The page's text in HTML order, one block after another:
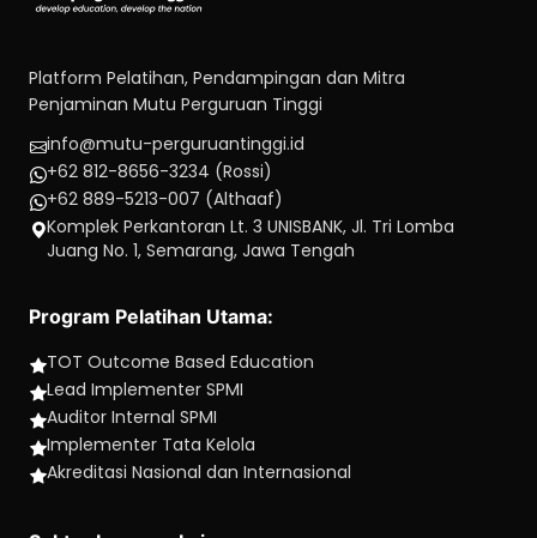
Platform Pelatihan, Pendampingan dan Mitra
Penjaminan Mutu Perguruan Tinggi
info@mutu-perguruantinggi.id
+62 812-8656-3234 (Rossi)
+62 889-5213-007 (Althaaf)
Komplek Perkantoran Lt. 3 UNISBANK, Jl. Tri Lomba
Juang No. 1, Semarang, Jawa Tengah
Program Pelatihan Utama:
TOT Outcome Based Education
Lead Implementer SPMI
Auditor Internal SPMI
Implementer Tata Kelola
Akreditasi Nasional dan Internasional